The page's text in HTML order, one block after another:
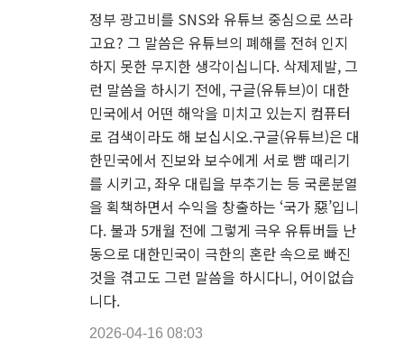
정부 광고비를 SNS와 유튜브 중심으로 쓰라
고요? 그 말씀은 유튜브의 폐해를 전혀 인지
하지 못한 무지한 생각이십니다. 삭제제발, 그
런 말씀을 하시기 전에, 구글(유튜브)이 대한
민국에서 어떤 해악을 미치고 있는지 컴퓨터
로 검색이라도 해 보십시오.구글(유튜브)은 대
한민국에서 진보와 보수에게 서로 뺨 때리기
를 시키고, 좌우 대립을 부추기는 등 국론분열
을 획책하면서 수익을 창출하는 ‘국가 惡’입니
다. 불과 5개월 전에 그렇게 극우 유튜버들 난
동으로 대한민국이 극한의 혼란 속으로 빠진
것을 겪고도 그런 말씀을 하시다니, 어이없습
니다.
2026-04-16 08:03